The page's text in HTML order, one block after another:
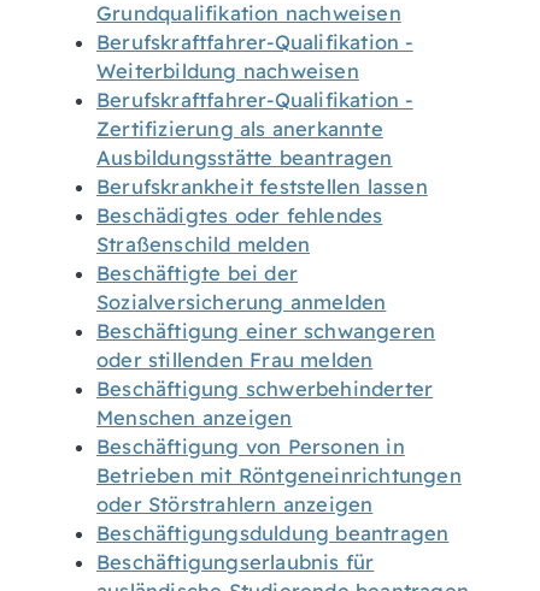
Grundqualifikation nachweisen
Berufskraftfahrer-Qualifikation -
Weiterbildung nachweisen
Berufskraftfahrer-Qualifikation -
Zertifizierung als anerkannte
Ausbildungsstätte beantragen
Berufskrankheit feststellen lassen
Beschädigtes oder fehlendes
Straßenschild melden
Beschäftigte bei der
Sozialversicherung anmelden
Beschäftigung einer schwangeren
oder stillenden Frau melden
Beschäftigung schwerbehinderter
Menschen anzeigen
Beschäftigung von Personen in
Betrieben mit Röntgeneinrichtungen
oder Störstrahlern anzeigen
Beschäftigungsduldung beantragen
Beschäftigungserlaubnis für